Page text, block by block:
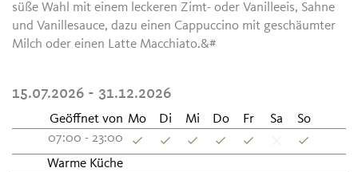
süße Wahl mit einem leckeren Zimt- oder Vanilleeis, Sahne
und Vanillesauce, dazu einen Cappuccino mit geschäumter
Milch oder einen Latte Macchiato.&#
15.07.2026 - 31.12.2026
Geöffnet von Mo Di Mi Do Fr Sa
So
07:00 - 23:00
Warme Küche